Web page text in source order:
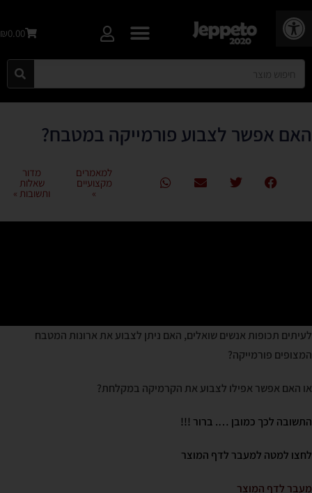
פתח סרגל נגישות
₪0.00
האם אפשר לצבוע פורמייקה במטבח?
למאמרים
מקצועיים
»
מדור
שאלות
ותשובות »
לעיתים תכופות אנשים שואלים, האם ניתן לצבוע את ארונות המטבח
המצופים פורמייקה?
או האם אפשר אפילו לצבוע את הקרמיקה במקלחת?
התשובה לכך כמובן …. ברור !!!
לחצו למטה למעבר לדף המוצר
מעבר לדף המוצר